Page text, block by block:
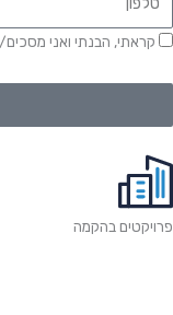
י
יפא
ו
ר
ט
קראתי, הבנתי ואני
פרויקטים בהקמה